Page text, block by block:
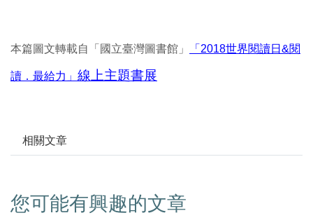
本篇圖文轉載自「國立臺灣圖書館」 「2018世界閱讀日&閱
讀．最給力」 線上主題書展
相關文章
您可能有興趣的文章